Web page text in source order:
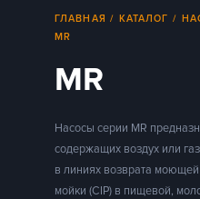
ГЛАВНАЯ КАТАЛОГ
MR
MR
Насосы серии MR
содержащих воздух или
в линиях возврата
мойки (CIP) в пищевой,